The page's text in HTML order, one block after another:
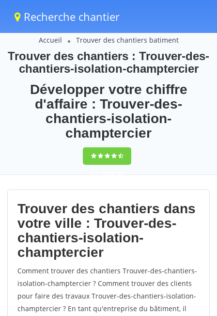
Recherche chantier
Accueil Trouver des chantiers batiment
Trouver des chantiers : Trouver-des-
chantiers-isolation-champtercier
Développer votre chiffre
d'affaire : Trouver-des-
chantiers-isolation-
champtercier
9,5(100%)96
votes
Trouver des chantiers dans
votre ville : Trouver-des-
chantiers-isolation-
champtercier
Comment trouver des chantiers Trouver-des-chantiers-
isolation-champtercier ? Comment trouver des clients
pour faire des travaux Trouver-des-chantiers-isolation-
champtercier ? En tant qu'entreprise du bâtiment, il